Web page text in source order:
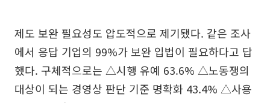
제도 보완 필요성도 압도적으로 제기됐다. 같은 조사
에서 응답 기업의 99%가 보완 입법이 필요하다고 답
했다. 구체적으로는 △시행 유예 63.6% △노동쟁의
대상이 되는 경영상 판단 기준 명확화 43.4% △사용